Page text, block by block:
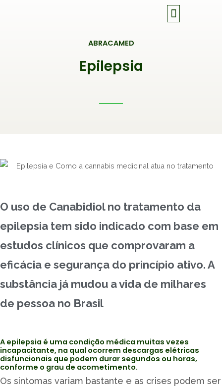
ABRACAMED
Epilepsia
O uso de Canabidiol no tratamento da
epilepsia tem sido indicado com base em
estudos clínicos que comprovaram a
eficácia e segurança do princípio ativo. A
substância já mudou a vida de milhares
de pessoa no Brasil
A epilepsia é uma condição médica muitas vezes
incapacitante, na qual ocorrem descargas elétricas
disfuncionais que podem durar segundos ou horas,
conforme o grau de acometimento.
Os sintomas variam bastante e as crises podem ser